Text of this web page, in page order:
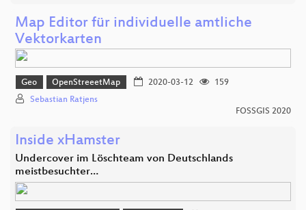
Map Editor für individuelle amtliche
Vektorkarten
Geo OpenStreeetMap 2020-03-12
159
Sebastian Ratjens
FOSSGIS 2020
Inside xHamster
Undercover im Löschteam von Deutschlands
meistbesuchter…